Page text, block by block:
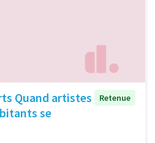
Quand artistes
se
Retenue